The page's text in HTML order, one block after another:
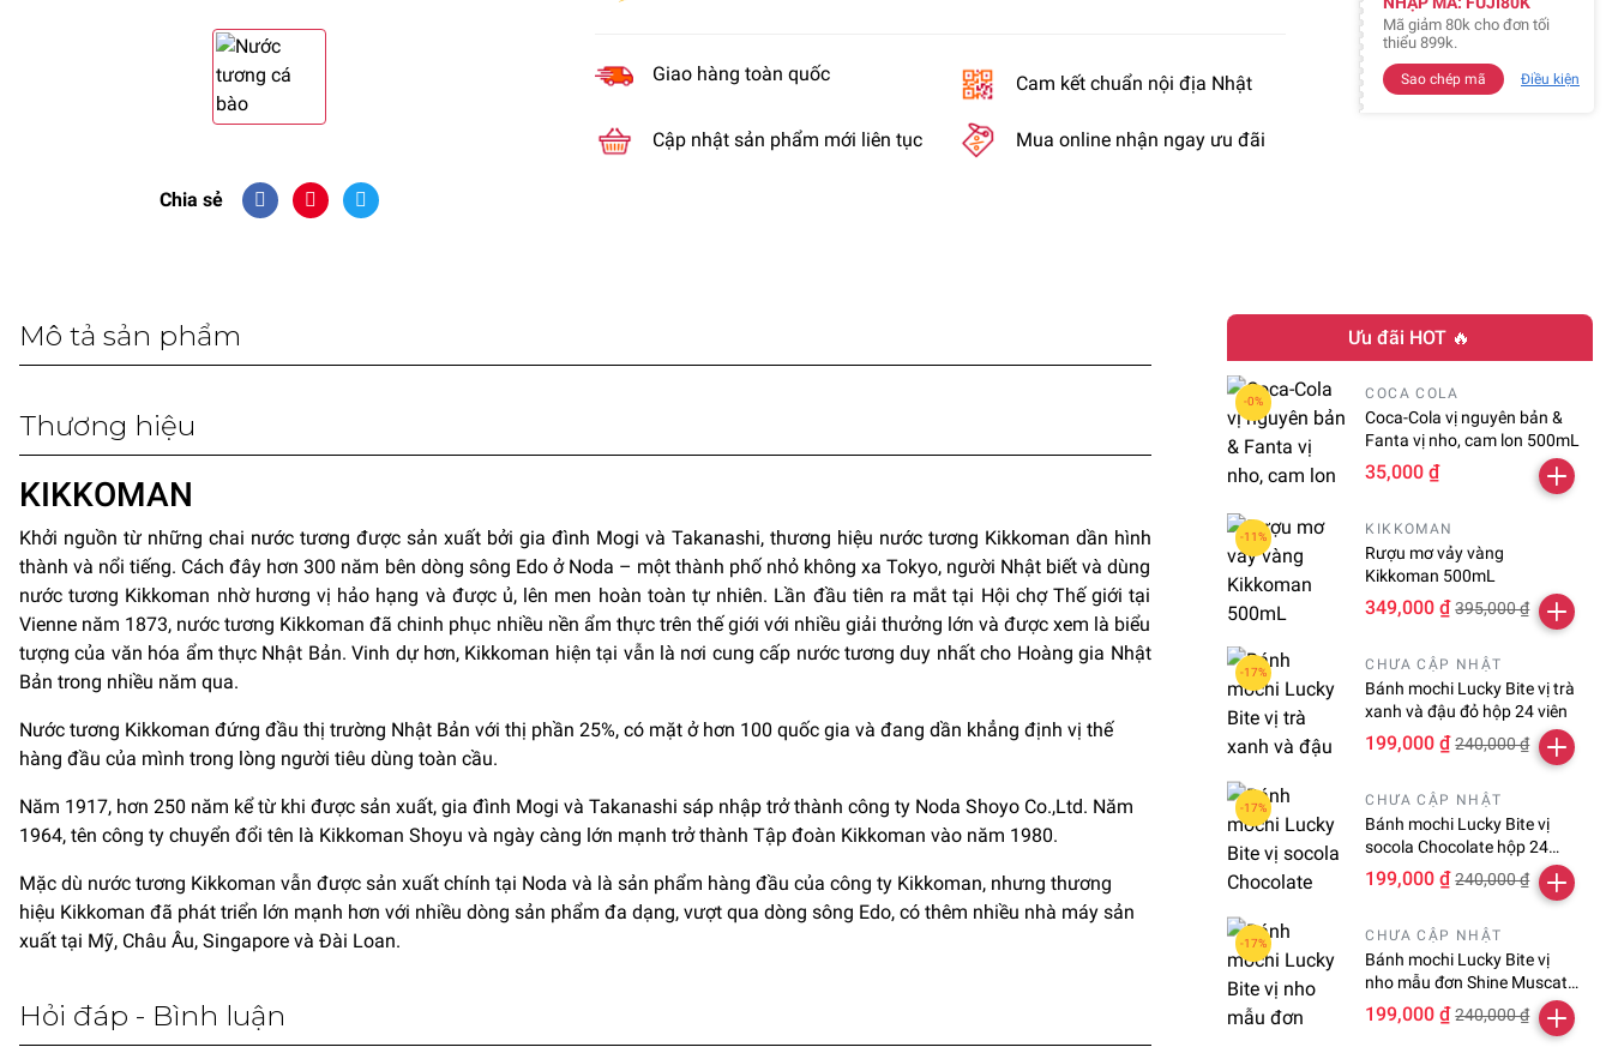
Chia sẻ
Giao hàng toàn quốc Cam kết chuẩn nội địa Nhật
Cập nhật sản phẩm mới liên tục Mua online nhận ngay ưu đãi
Mã giảm 80k cho đơn tối
thiểu 899k.
Sao chép mã Điều kiện
Mô tả sản phẩm
Thương hiệu
KIKKOMAN
Khởi nguồn từ những chai nước tương được sản xuất bởi gia đình Mogi và Takanashi, thương hiệu nước tương Kikkoman dần hình
thành và nổi tiếng. Cách đây hơn 300 năm bên dòng sông Edo ở Noda – một thành phố nhỏ không xa Tokyo, người Nhật biết và dùng
nước tương Kikkoman nhờ hương vị hảo hạng và được ủ, lên men hoàn toàn tự nhiên. Lần đầu tiên ra mắt tại Hội chợ Thế giới tại
Vienne năm 1873, nước tương Kikkoman đã chinh phục nhiều nền ẩm thực trên thế giới với nhiều giải thưởng lớn và được xem là biểu
tượng của văn hóa ẩm thực Nhật Bản. Vinh dự hơn, Kikkoman hiện tại vẫn là nơi cung cấp nước tương duy nhất cho Hoàng gia Nhật
Bản trong nhiều năm qua.
Nước tương Kikkoman đứng đầu thị trường Nhật Bản với thị phần 25%, có mặt ở hơn 100 quốc gia và đang dần khẳng định vị thế
hàng đầu của mình trong lòng người tiêu dùng toàn cầu.
Năm 1917, hơn 250 năm kể từ khi được sản xuất, gia đình Mogi và Takanashi sáp nhập trở thành công ty Noda Shoyo Co.,Ltd. Năm
1964, tên công ty chuyển đổi tên là Kikkoman Shoyu và ngày càng lớn mạnh trở thành Tập đoàn Kikkoman vào năm 1980.
Mặc dù nước tương Kikkoman vẫn được sản xuất chính tại Noda và là sản phẩm hàng đầu của công ty Kikkoman, nhưng thương
hiệu Kikkoman đã phát triển lớn mạnh hơn với nhiều dòng sản phẩm đa dạng, vượt qua dòng sông Edo, có thêm nhiều nhà máy sản
xuất tại Mỹ, Châu Âu, Singapore và Đài Loan.
Hỏi đáp - Bình luận
Ưu đãi HOT 🔥
COCA COLA
Coca-Cola vị nguyên bản &
Fanta vị nho, cam lon 500mL
35,000 ₫
KIKKOMAN
Rượu mơ vảy vàng
Kikkoman 500mL
349,000 ₫ 395,000 ₫
CHƯA CẬP NHẬT
Bánh mochi Lucky Bite vị trà
xanh và đậu đỏ hộp 24 viên
199,000 ₫ 240,000 ₫
CHƯA CẬP NHẬT
Bánh mochi Lucky Bite vị
socola Chocolate hộp 24
viên
199,000 ₫ 240,000 ₫
CHƯA CẬP NHẬT
Bánh mochi Lucky Bite vị
nho mẫu đơn Shine Muscat
hộp 24 viên
199,000 ₫ 240,000 ₫